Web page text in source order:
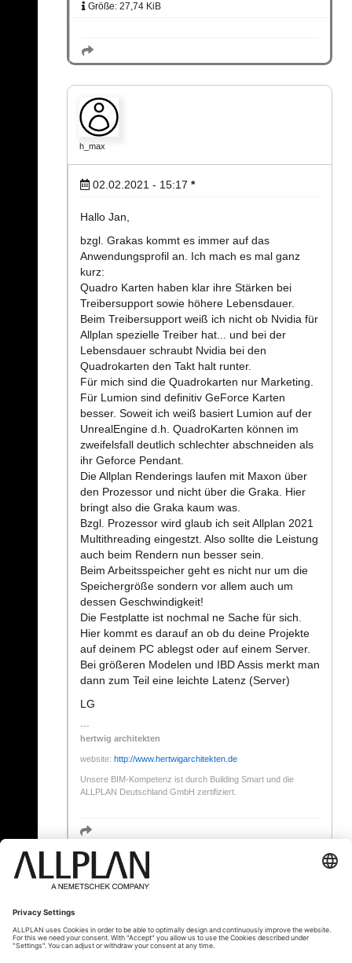
Größe: 27,74 KiB
h_max
02.02.2021 - 15:17 *
Hallo Jan,
bzgl. Grakas kommt es immer auf das
Anwendungsprofil an. Ich mach es mal ganz
kurz:
Quadro Karten haben klar ihre Stärken bei
Treibersupport sowie höhere Lebensdauer.
Beim Treibersupport weiß ich nicht ob Nvidia für
Allplan spezielle Treiber hat... und bei der
Lebensdauer schraubt Nvidia bei den
Quadrokarten den Takt halt runter.
Für mich sind die Quadrokarten nur Marketing.
Für Lumion sind definitiv GeForce Karten
besser. Soweit ich weiß basiert Lumion auf der
UnrealEngine d.h. QuadroKarten können im
zweifelsfall deutlich schlechter abschneiden als
ihr Geforce Pendant.
Die Allplan Renderings laufen mit Maxon über
den Prozessor und nicht über die Graka. Hier
bringt also die Graka kaum was.
Bzgl. Prozessor wird glaub ich seit Allplan 2021
Multithreading eingestzt. Also sollte die Leistung
auch beim Rendern nun besser sein.
Beim Arbeitsspeicher geht es nicht nur um die
Speichergröße sondern vor allem auch um
dessen Geschwindigkeit!
Die Festplatte ist nochmal ne Sache für sich.
Hier kommt es darauf an ob du deine Projekte
auf deinem PC ablegst oder auf einem Server.
Bei größeren Modelen und IBD Assis merkt man
dann zum Teil eine leichte Latenz (Server)
LG
hertwig architekten
website: http://www.hertwigarchitekten.de
Unsere BIM-Kompetenz ist durch Building Smart und die
ALLPLAN Deutschland GmbH zertifiziert.
« Zurück